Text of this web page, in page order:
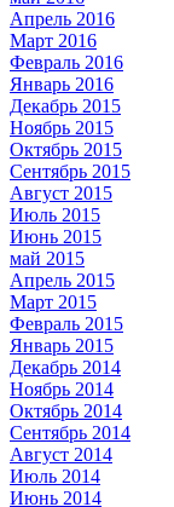
Апрель 2016
Март 2016
Февраль 2016
Январь 2016
Декабрь 2015
Ноябрь 2015
Октябрь 2015
Сентябрь 2015
Август 2015
Июль 2015
Июнь 2015
май 2015
Апрель 2015
Март 2015
Февраль 2015
Январь 2015
Декабрь 2014
Ноябрь 2014
Октябрь 2014
Сентябрь 2014
Август 2014
Июль 2014
Июнь 2014